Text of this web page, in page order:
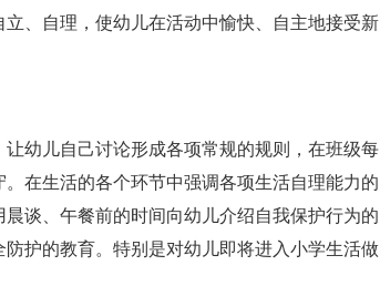
、自理，使幼儿在活动中愉快、自主地接受新
幼儿自己讨论形成各项常规的规则，在班级每
在生活的各个环节中强调各项生活自理能力的
谈、午餐前的时间向幼儿介绍自我保护行为的
护的教育。特别是对幼儿即将进入小学生活做